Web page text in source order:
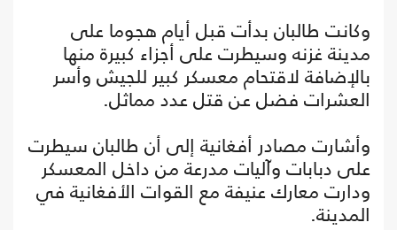
وكانت طالبان بدأت قبل أيام هجوما على
مدينة غزنه وسيطرت على أجزاء كبيرة منها
بالإضافة لاقتحام معسكر كبير للجيش وأسر
العشرات فضل عن قتل عدد مماثل.
وأشارت مصادر أفغانية إلى أن طالبان سيطرت
على دبابات وآليات مدرعة من داخل المعسكر
ودارت معارك عنيفة مع القوات الأفغانية في
المدينة.